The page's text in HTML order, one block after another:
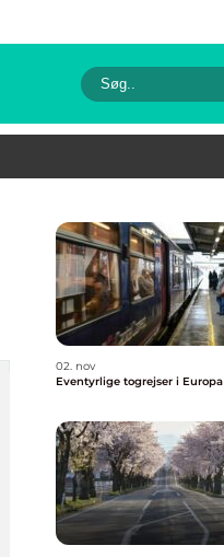
02. nov
Eventyrlige togrejser i Europa